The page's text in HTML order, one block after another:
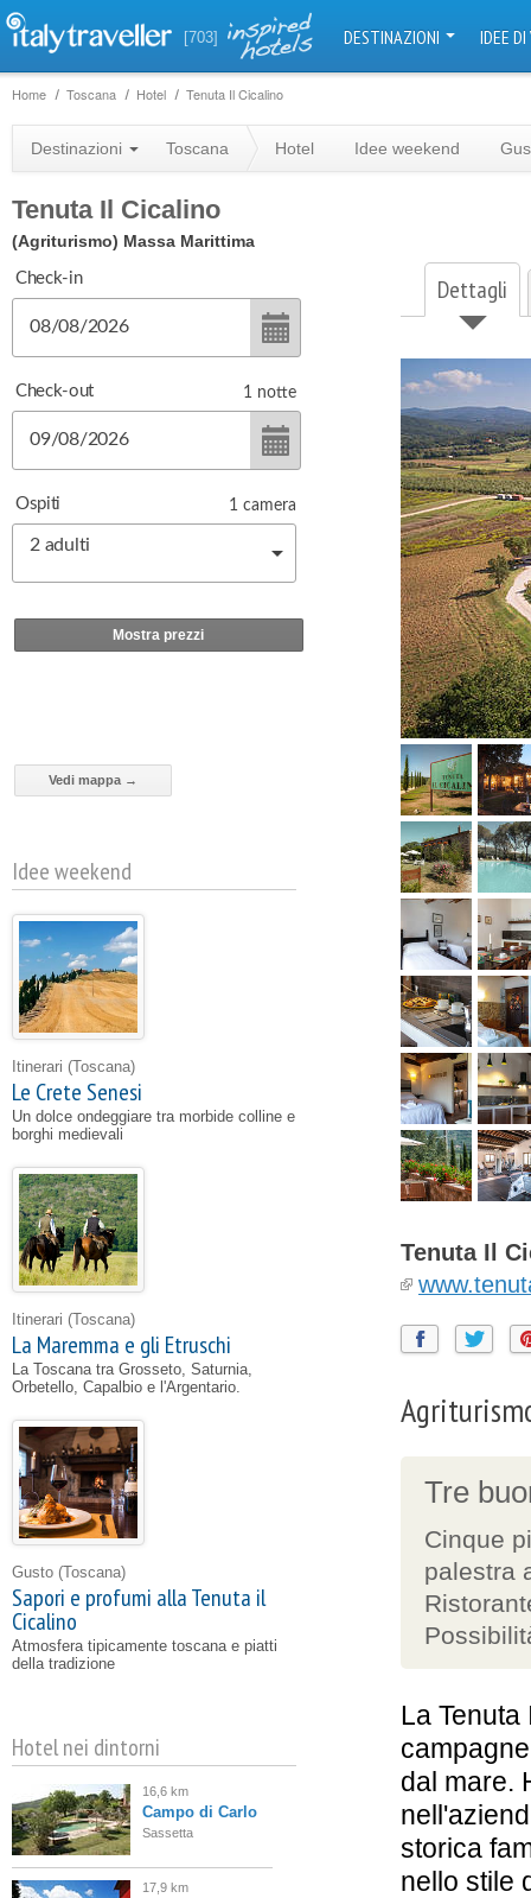
[703] DESTINAZIONI IDEE
Home Toscana Hotel Tenuta Il Cicalino
Destinazioni Toscana Hotel Idee weekend
Tenuta Il Cicalino
(Agriturismo) Massa Marittima
Dettagli
Tenuta Il
Tre
Cinque
palestra
La
dal mare.
storica
nello stile
Check-in
Check-out 1 notte
Ospiti
2 adulti
1 camera
Mostra prezzi
Vedi mappa →
Idee weekend
Itinerari (Toscana)
Le Crete Senesi
Un dolce ondeggiare tra morbide colline e
borghi medievali
Itinerari (Toscana)
La Maremma e gli Etruschi
La Toscana tra Grosseto, Saturnia,
Orbetello, Capalbio e l'Argentario.
Gusto (Toscana)
Sapori e profumi alla Tenuta il
Cicalino
Atmosfera tipicamente toscana e piatti
della tradizione
Hotel nei dintorni
16,6 km
Campo di Carlo
Sassetta
17,9 km